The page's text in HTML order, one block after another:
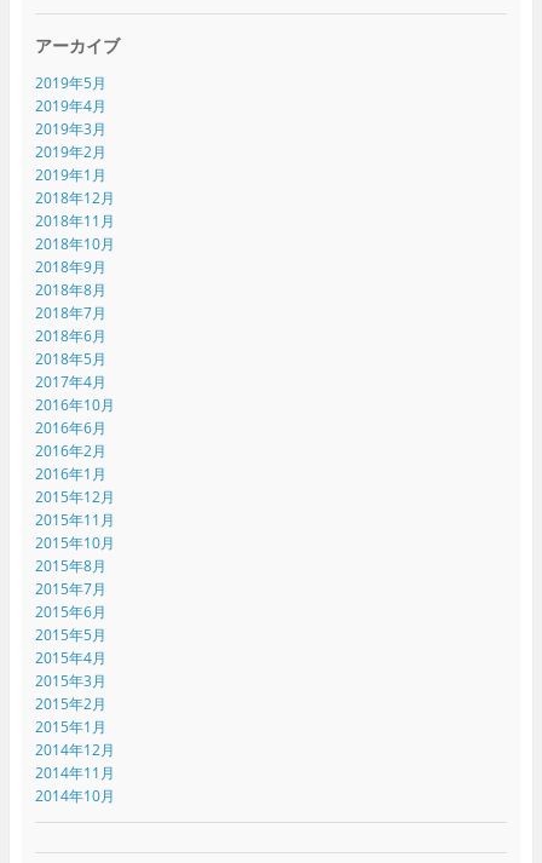
アーカイブ
2019年5月
2019年4月
2019年3月
2019年2月
2019年1月
2018年12月
2018年11月
2018年10月
2018年9月
2018年8月
2018年7月
2018年6月
2018年5月
2017年4月
2016年10月
2016年6月
2016年2月
2016年1月
2015年12月
2015年11月
2015年10月
2015年8月
2015年7月
2015年6月
2015年5月
2015年4月
2015年3月
2015年2月
2015年1月
2014年12月
2014年11月
2014年10月